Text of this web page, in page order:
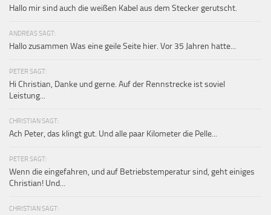
Hallo mir sind auch die weißen Kabel aus dem Stecker gerutscht.
ANDREAS SAGT:
Hallo zusammen Was eine geile Seite hier. Vor 35 Jahren hatte...
PETER SAGT:
Hi Christian, Danke und gerne. Auf der Rennstrecke ist soviel
Leistung...
CHRISTIAN SAGT:
Ach Peter, das klingt gut. Und alle paar Kilometer die Pelle...
PETER SAGT:
Wenn die eingefahren, und auf Betriebstemperatur sind, geht einiges
Christian! Und...
CHRISTIAN SAGT: